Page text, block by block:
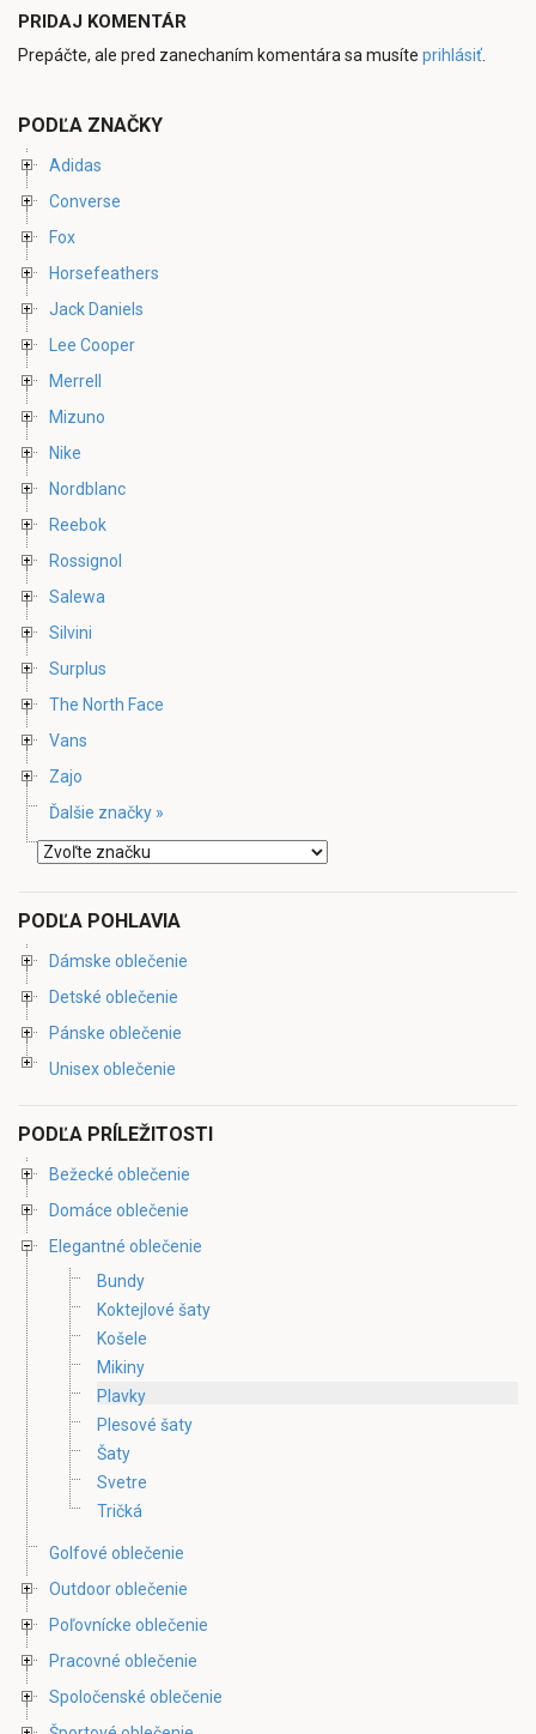
PRIDAJ KOMENTÁR
Prepáčte, ale pred zanechaním komentára sa musíte prihlásiť
PODĽA ZNAČKY
Adidas
Converse
Fox
Horsefeathers
Jack Daniels
Lee Cooper
Merrell
Mizuno
Nike
Nordblanc
Reebok
Rossignol
Salewa
Silvini
Surplus
The North Face
Vans
Zajo
Ďalšie značky »
PODĽA POHLAVIA
Dámske oblečenie
Detské oblečenie
Pánske oblečenie
Unisex oblečenie
PODĽA PRÍLEŽITOSTI
Bežecké oblečenie
Domáce oblečenie
Elegantné oblečenie
Bundy
Koktejlové šaty
Košele
Mikiny
Plavky
Plesové šaty
Šaty
Svetre
Tričká
Golfové oblečenie
Outdoor oblečenie
Poľovnícke oblečenie
Pracovné oblečenie
Spoločenské oblečenie